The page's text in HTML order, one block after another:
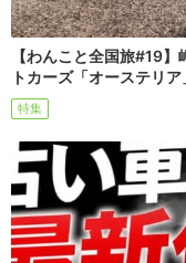
【わんこと全国旅#19
トカーズ「オーステリ
特集